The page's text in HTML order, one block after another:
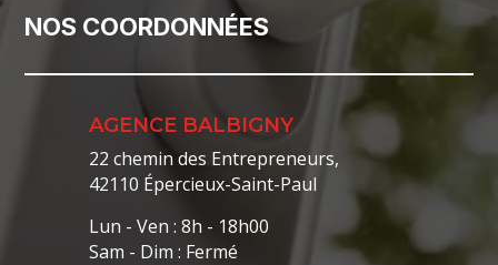
NOS COORDONNÉES
AGENCE BALBIGNY
22 chemin des Entrepreneurs,
42110 Épercieux-Saint-Paul
Lun - Ven : 8h - 18h00
Sam - Dim : Fermé